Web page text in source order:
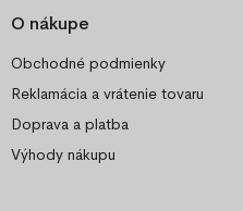
O nákupe
Obchodné podmienky
Reklamácia a vrátenie tovaru
Doprava a platba
Výhody nákupu